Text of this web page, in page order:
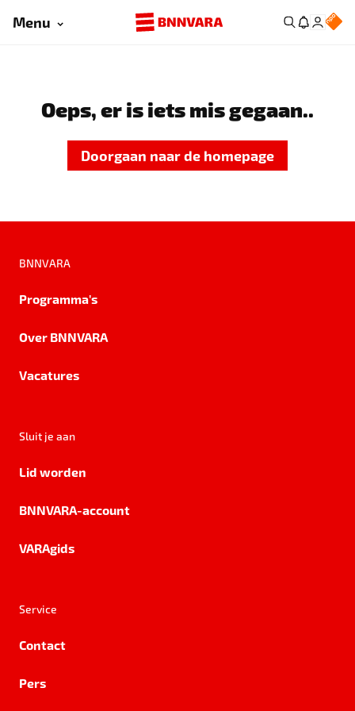
Menu
Oeps, er is iets mis gegaan..
Doorgaan naar de homepage
BNNVARA
Programma's
Over BNNVARA
Vacatures
Sluit je aan
Lid worden
BNNVARA-account
VARAgids
Service
Contact
Pers